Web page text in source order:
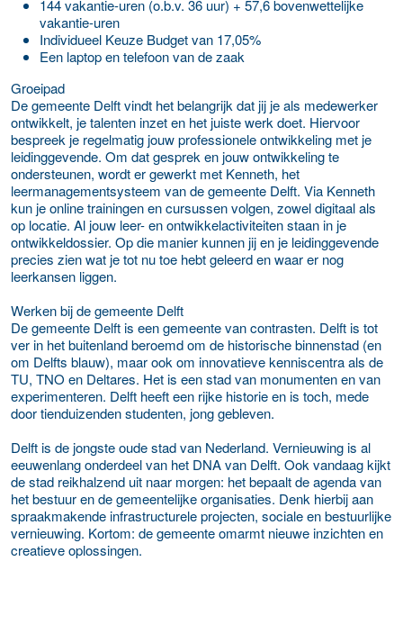
144 vakantie-uren (o.b.v. 36 uur) + 57,6 bovenwettelijke
vakantie-uren
Individueel Keuze Budget van 17,05%
Een laptop en telefoon van de zaak
Groeipad
De gemeente Delft vindt het belangrijk dat jij je als medewerker
ontwikkelt, je talenten inzet en het juiste werk doet. Hiervoor
bespreek je regelmatig jouw professionele ontwikkeling met je
leidinggevende. Om dat gesprek en jouw ontwikkeling te
ondersteunen, wordt er gewerkt met Kenneth, het
leermanagementsysteem van de gemeente Delft. Via Kenneth
kun je online trainingen en cursussen volgen, zowel digitaal als
op locatie. Al jouw leer- en ontwikkelactiviteiten staan in je
ontwikkeldossier. Op die manier kunnen jij en je leidinggevende
precies zien wat je tot nu toe hebt geleerd en waar er nog
leerkansen liggen.
Werken bij de gemeente Delft
De gemeente Delft is een gemeente van contrasten. Delft is tot
ver in het buitenland beroemd om de historische binnenstad (en
om Delfts blauw), maar ook om innovatieve kenniscentra als de
TU, TNO en Deltares. Het is een stad van monumenten en van
experimenteren. Delft heeft een rijke historie en is toch, mede
door tienduizenden studenten, jong gebleven.
Delft is de jongste oude stad van Nederland. Vernieuwing is al
eeuwenlang onderdeel van het DNA van Delft. Ook vandaag kijkt
de stad reikhalzend uit naar morgen: het bepaalt de agenda van
het bestuur en de gemeentelijke organisaties. Denk hierbij aan
spraakmakende infrastructurele projecten, sociale en bestuurlijke
vernieuwing. Kortom: de gemeente omarmt nieuwe inzichten en
creatieve oplossingen.